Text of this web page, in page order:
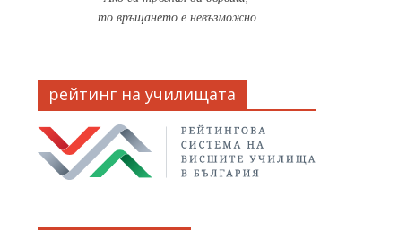
то връщането е невъзможно
рейтинг на училищата